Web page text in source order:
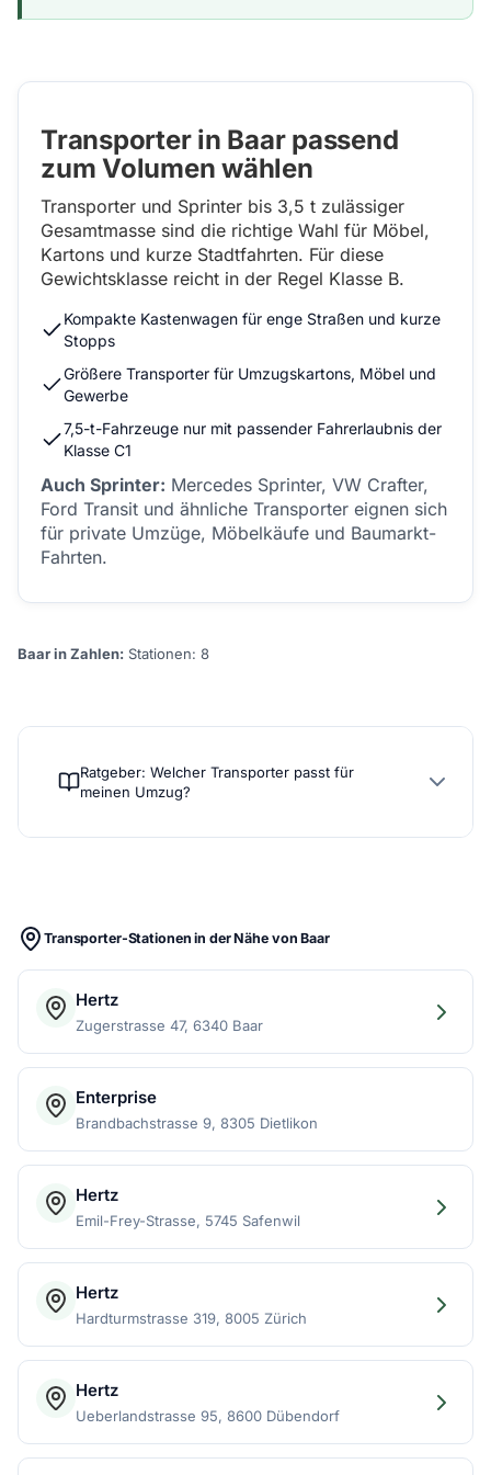
Transporter in Baar passend
zum Volumen wählen
Transporter und Sprinter bis 3,5 t zulässiger
Gesamtmasse sind die richtige Wahl für Möbel,
Kartons und kurze Stadtfahrten. Für diese
Gewichtsklasse reicht in der Regel Klasse B.
Kompakte Kastenwagen für enge Straßen und kurze
Stopps
Größere Transporter für Umzugskartons, Möbel und
Gewerbe
7,5-t-Fahrzeuge nur mit passender Fahrerlaubnis der
Klasse C1
Auch Sprinter: Mercedes Sprinter, VW Crafter,
Ford Transit und ähnliche Transporter eignen sich
für private Umzüge, Möbelkäufe und Baumarkt-
Fahrten.
Baar in Zahlen: Stationen: 8
Ratgeber: Welcher Transporter passt für
meinen Umzug?
Transporter-Stationen in der Nähe von Baar
Hertz
Zugerstrasse 47, 6340 Baar
Enterprise
Brandbachstrasse 9, 8305 Dietlikon
Hertz
Emil-Frey-Strasse, 5745 Safenwil
Hertz
Hardturmstrasse 319, 8005 Zürich
Hertz
Ueberlandstrasse 95, 8600 Dübendorf